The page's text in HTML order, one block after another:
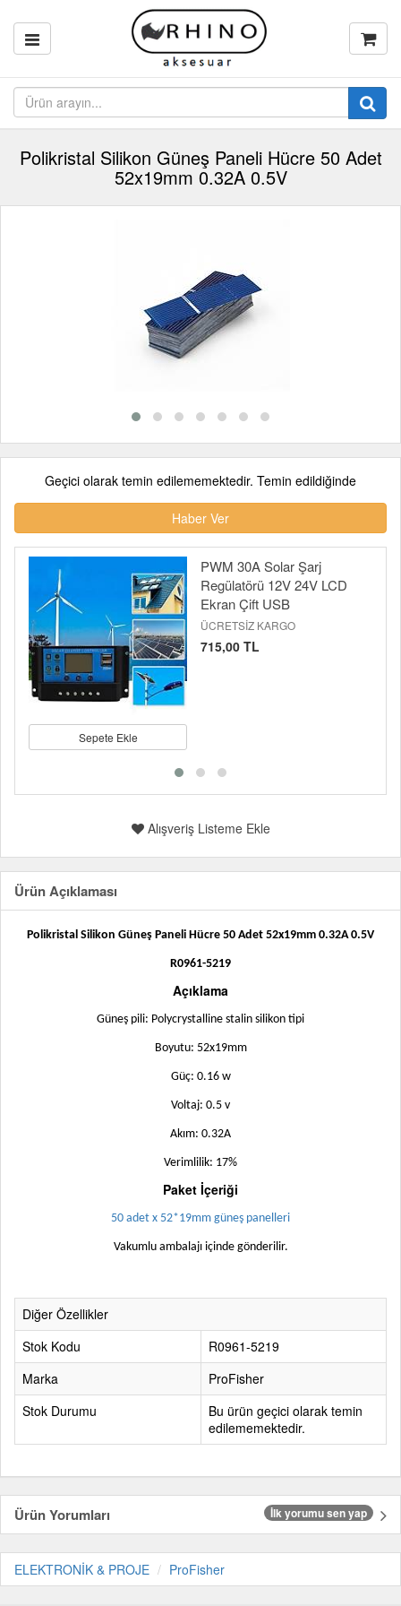
Polikristal Silikon Güneş Paneli Hücre 50 Adet
52x19mm 0.32A 0.5V
Geçici olarak temin edilememektedir. Temin edildiğinde
Haber Ver
Sepete Ekle
PWM 30A Solar Şarj
Regülatörü 12V 24V LCD
Ekran Çift USB
ÜCRETSİZ KARGO
715,00 TL
Alışveriş Listeme Ekle
Ürün Açıklaması
Polikristal Silikon Güneş Paneli Hücre 50 Adet 52x19mm 0.32A 0.5V
R0961-5219
Açıklama
Güneş pili: Polycrystalline stalin silikon tipi
Boyutu: 52x19mm
Güç: 0.16 w
Voltaj: 0.5 v
Akım: 0.32A
Verimlilik: 17%
Paket İçeriği
50 adet x 52*19mm güneş panelleri
Vakumlu ambalajı içinde gönderilir.
Diğer Özellikler
Stok Kodu
R0961-5219
Marka
ProFisher
Stok Durumu
Bu ürün geçici olarak temin
edilememektedir.
Ürün Yorumları İlk yorumu sen yap
ELEKTRONİK & PROJE ProFisher